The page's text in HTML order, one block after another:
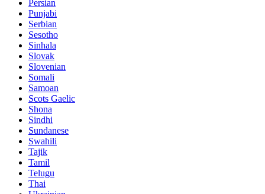
Persian
Punjabi
Serbian
Sesotho
Sinhala
Slovak
Slovenian
Somali
Samoan
Scots Gaelic
Shona
Sindhi
Sundanese
Swahili
Tajik
Tamil
Telugu
Thai